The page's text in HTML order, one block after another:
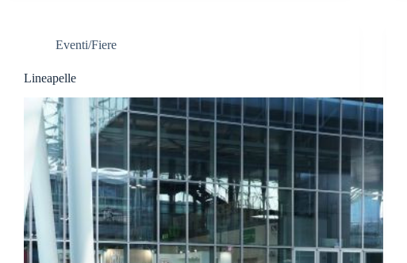
Eventi/Fiere
Lineapelle